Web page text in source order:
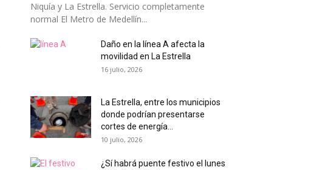
Niquía y La Estrella. Servicio completamente
normal El Metro de Medellín...
Daño en la línea A afecta la
movilidad en La Estrella
16 julio, 2026
La Estrella, entre los municipios
donde podrían presentarse
cortes de energía...
10 julio, 2026
¿Sí habrá puente festivo el lunes